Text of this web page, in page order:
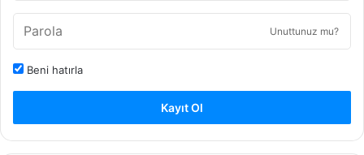
Unuttunuz mu?
Beni hatırla
Kayıt Ol